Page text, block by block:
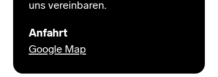
uns vereinbaren.
Anfahrt
Google Map